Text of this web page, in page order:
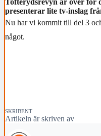
Tofterydsrevyn är över för
presenterar lite tv-inslag
Nu har vi kommit till del 3
något.
SKRIBENT
Artikeln är skriven av